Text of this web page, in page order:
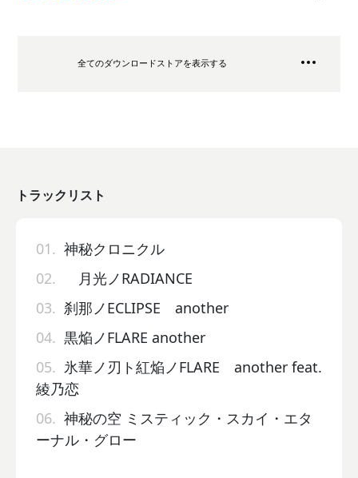
全てのダウンロードストアを表示する
トラックリスト
01. 神秘クロニクル
02. 月光ノRADIANCE
03. 刹那ノECLIPSE another
04. 黒焔ノFLARE another
05. 氷華ノ刃ト紅焔ノFLARE another feat.
綾乃恋
06. 神秘の空 ミスティック・スカイ・エタ
ーナル・グロー